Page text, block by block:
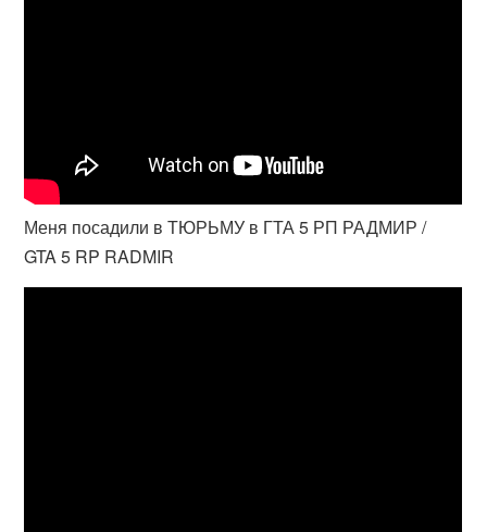
Меня посадили в ТЮРЬМУ в ГТА 5 РП РАДМИР /
GTA 5 RP RADMIR